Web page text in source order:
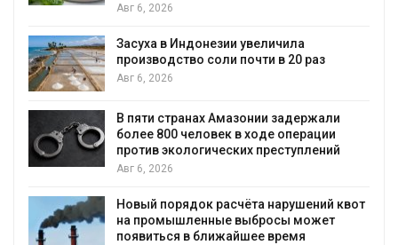
Авг 6, 2026
Засуха в Индонезии увеличила
производство соли почти в 20 раз
Авг 6, 2026
В пяти странах Амазонии задержали
более 800 человек в ходе операции
против экологических преступлений
Авг 6, 2026
Новый порядок расчёта нарушений квот
на промышленные выбросы может
появиться в ближайшее время